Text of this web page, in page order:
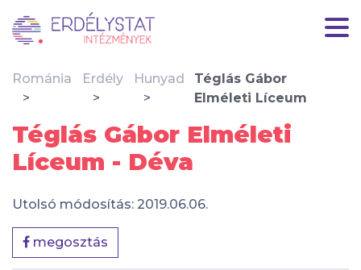
Románia Erdély Hunyad
Téglás Gábor
Elméleti Líceum
Téglás Gábor Elméleti
Líceum - Déva
Utolsó módosítás: 2019.06.06.
megosztás